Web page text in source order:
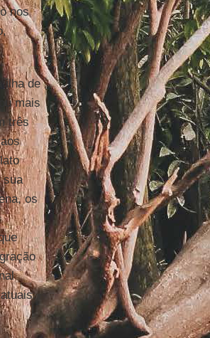
nos
ilha de
mais
três
sua
os